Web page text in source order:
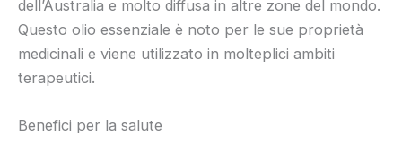
dell’Australia e molto diffusa in altre zone del mondo.
Questo olio essenziale è noto per le sue proprietà
medicinali e viene utilizzato in molteplici ambiti
terapeutici.
Benefici per la salute